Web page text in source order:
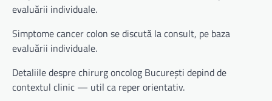
evaluării individuale.
Simptome cancer colon se discută la consult, pe baza
evaluării individuale.
Detaliile despre chirurg oncolog București depind de
contextul clinic — util ca reper orientativ.